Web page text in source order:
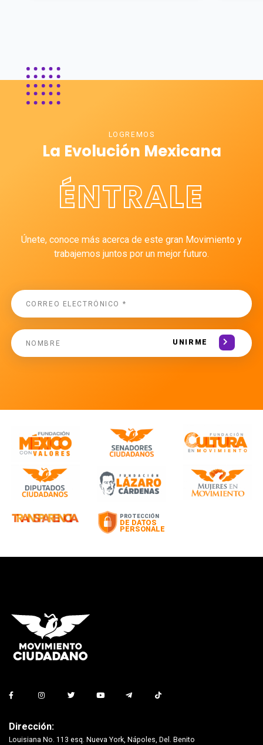
LOGREMOS
La Evolución Mexicana
ÉNTRALE
Únete, conoce más acerca de este gran Movimiento y
trabajemos juntos por un mejor futuro.
UNIRME
Dirección:
Louisiana No. 113 esq. Nueva York, Nápoles, Del. Benito